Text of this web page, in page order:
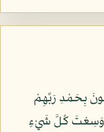
بِحَمْدِ رَبِّهِمْ
وَسِعْتَ كُلَّ شَيْءٍ